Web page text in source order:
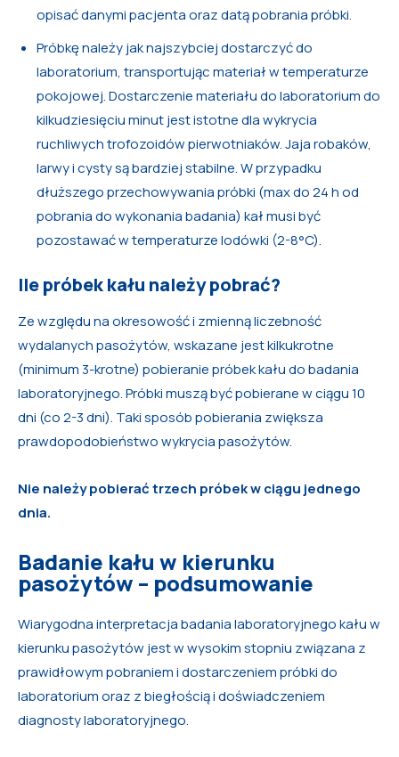
opisać danymi pacjenta oraz datą pobrania próbki.
Próbkę należy jak najszybciej dostarczyć do
laboratorium, transportując materiał w temperaturze
pokojowej. Dostarczenie materiału do laboratorium do
kilkudziesięciu minut jest istotne dla wykrycia
ruchliwych trofozoidów pierwotniaków. Jaja robaków,
larwy i cysty są bardziej stabilne. W przypadku
dłuższego przechowywania próbki (max do 24 h od
pobrania do wykonania badania) kał musi być
pozostawać w temperaturze lodówki (2-8°C).
Ile próbek kału należy pobrać?
Ze względu na okresowość i zmienną liczebność
wydalanych pasożytów, wskazane jest kilkukrotne
(minimum 3-krotne) pobieranie próbek kału do badania
laboratoryjnego. Próbki muszą być pobierane w ciągu 10
dni (co 2-3 dni). Taki sposób pobierania zwiększa
prawdopodobieństwo wykrycia pasożytów.
Nie należy pobierać trzech próbek w ciągu jednego
dnia.
Badanie kału w kierunku
pasożytów – podsumowanie
Wiarygodna interpretacja badania laboratoryjnego kału w
kierunku pasożytów jest w wysokim stopniu związana z
prawidłowym pobraniem i dostarczeniem próbki do
laboratorium oraz z biegłością i doświadczeniem
diagnosty laboratoryjnego.